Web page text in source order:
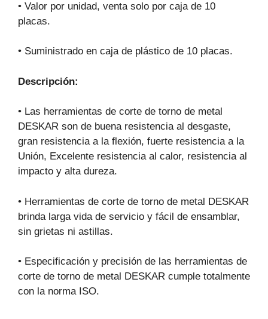
• Valor por unidad, venta solo por caja de 10
placas.
• Suministrado en caja de plástico de 10 placas.
Descripción:
• Las herramientas de corte de torno de metal
DESKAR son de buena resistencia al desgaste,
gran resistencia a la flexión, fuerte resistencia a la
Unión, Excelente resistencia al calor, resistencia al
impacto y alta dureza.
• Herramientas de corte de torno de metal DESKAR
brinda larga vida de servicio y fácil de ensamblar,
sin grietas ni astillas.
• Especificación y precisión de las herramientas de
corte de torno de metal DESKAR cumple totalmente
con la norma ISO.